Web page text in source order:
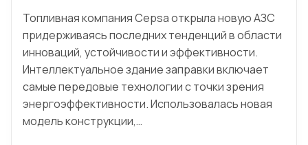
Топливная компания Cepsa открыла новую АЗС
придерживаясь последних тенденций в области
инноваций, устойчивости и эффективности.
Интеллектуальное здание заправки включает
самые передовые технологии с точки зрения
энергоэффективности. Использовалась новая
модель конструкции,…